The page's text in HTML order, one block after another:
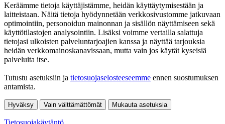
Keräämme tietoja käyttäjistämme, heidän käyttäytymisestään ja
laitteistaan. Näitä tietoja hyödynnetään verkkosivustomme jatkuvaan
optimointiin, personoidun mainonnan ja sisällön näyttämiseen sekä
käyttötilastojen analysointiin. Lisäksi voimme vertailla salattuja
tietojasi ulkoisten palveluntarjoajien kanssa ja näyttää tarjouksia
heidän verkkomainoskanavissaan, mutta vain jos käytät kyseisiä
palveluita itse.
Tutustu asetuksiin ja tietosuojaselosteeseemme ennen suostumuksen
antamista.
Hyväksy Vain välttämättömät Mukauta asetuksia
Tietosuojakäytäntö